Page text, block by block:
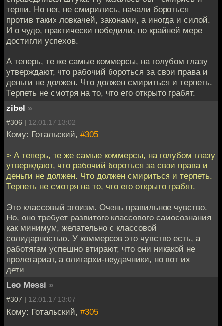
терпи. Но нет, не смирились, начали бороться
против таких ловкачей, законами, а иногда и силой.
И о чудо, практически победили, по крайней мере
достигли успехов.
А теперь, те же самые коммерсы, на голубом глазу
утверждают, что рабочий бороться за свои права и
деньги не должен. Что должен смириться и терпеть.
Терпеть не смотря на то, что его открыто грабят.
zibel »
#306 | 12.01.17 13:02
Кому: Готальский, #305
> А теперь, те же самые коммерсы, на голубом глазу
утверждают, что рабочий бороться за свои права и
деньги не должен. Что должен смириться и терпеть.
Терпеть не смотря на то, что его открыто грабят.
Это классовый эгоизм. Очень правильное чувство.
Но, оно требует развитого классового самосознания
как минимум, желательно с классовой
солидарностью. У коммерсов это чувство есть, а
работягам успешно втирают, что они никакой не
пролетариат, а олигархи-неудачники, но вот их
дети...
Leo Messi »
#307 | 12.01.17 13:07
Кому: Готальский, #305